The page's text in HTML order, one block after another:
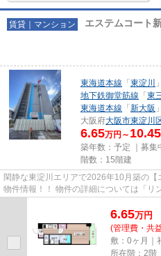
賃貸｜マンション エステムコート
東海道本線 「 東淀川
地下鉄御堂筋線 「 東
東海道本線 「 新大阪
大阪府大阪市東淀川
6.65万円～ 10.45
築年数：予定 ｜募集
階数：15階建
閑静な東淀川エリアで2026年10月築の
物件情報！！ 物件の詳細については「リ
6.65万円
(管理費・共
敷：0ヶ月｜
所在階：2階